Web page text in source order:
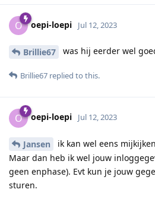
O oepi-loepi Jul 12, 2023
Brillie67 was hij eerder wel
Brillie67 replied to this.
O oepi-loepi Jul 12, 2023
Jansen
ik kan wel eens
Maar dan heb ik wel jouw
geen enphase). Evt kun je jouw
sturen.